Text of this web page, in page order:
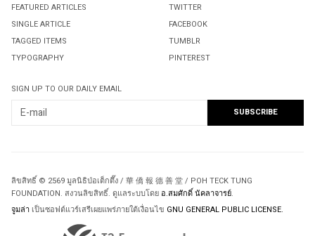
FEATURED ARTICLES
SINGLE ARTICLE
TAGGED ITEMS
TYPOGRAPHY
TWITTER
FACEBOOK
TUMBLR
PINTEREST
SIGN UP TO OUR DAILY EMAIL
ลิขสิทธิ์ © 2569 มูลนิธิป่อเต็กตึ๊ง / 華 僑 報 德 善 堂 / POH TECK TUNG
FOUNDATION. สงวนลิขสิทธิ์. ดูแลระบบโดย อ.สมศักดิ์ นัคลาจารย์.
จูมล่า เป็นซอฟต์แวร์เสรีเผยแพร่ภายใต้เงื่อนไข GNU GENERAL PUBLIC LICENSE.